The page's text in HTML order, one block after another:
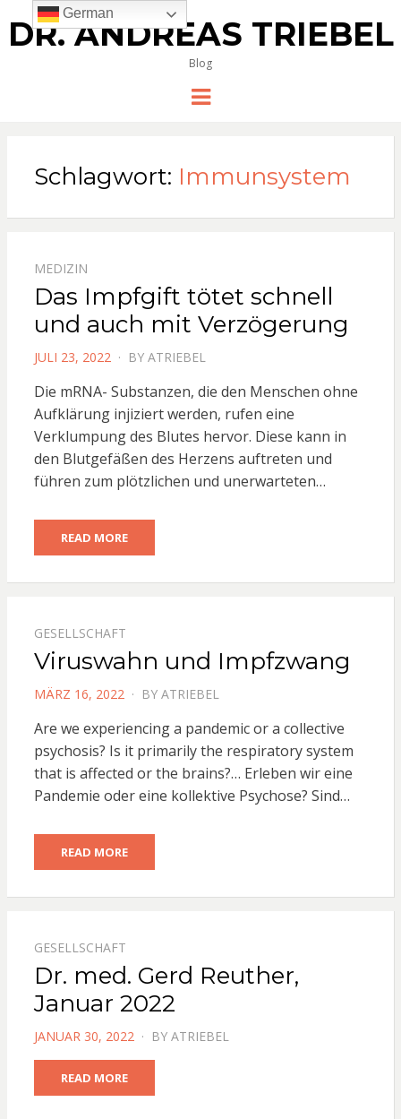
DR. ANDREAS TRIEBEL
Blog
Menu
Schlagwort: Immunsystem
MEDIZIN
Das Impfgift tötet schnell
und auch mit Verzögerung
POSTED
JULI 23, 2022 BY ATRIEBEL
Die mRNA- Substanzen, die den Menschen ohne
Aufklärung injiziert werden, rufen eine
Verklumpung des Blutes hervor. Diese kann in
den Blutgefäßen des Herzens auftreten und
führen zum plötzlichen und unerwarteten…
READ MORE
GESELLSCHAFT
Viruswahn und Impfzwang
POSTED
MÄRZ 16, 2022 BY ATRIEBEL
Are we experiencing a pandemic or a collective
psychosis? Is it primarily the respiratory system
that is affected or the brains?… Erleben wir eine
Pandemie oder eine kollektive Psychose? Sind…
READ MORE
GESELLSCHAFT
Dr. med. Gerd Reuther,
Januar 2022
POSTED
JANUAR 30, 2022 BY ATRIEBEL
READ MORE
German